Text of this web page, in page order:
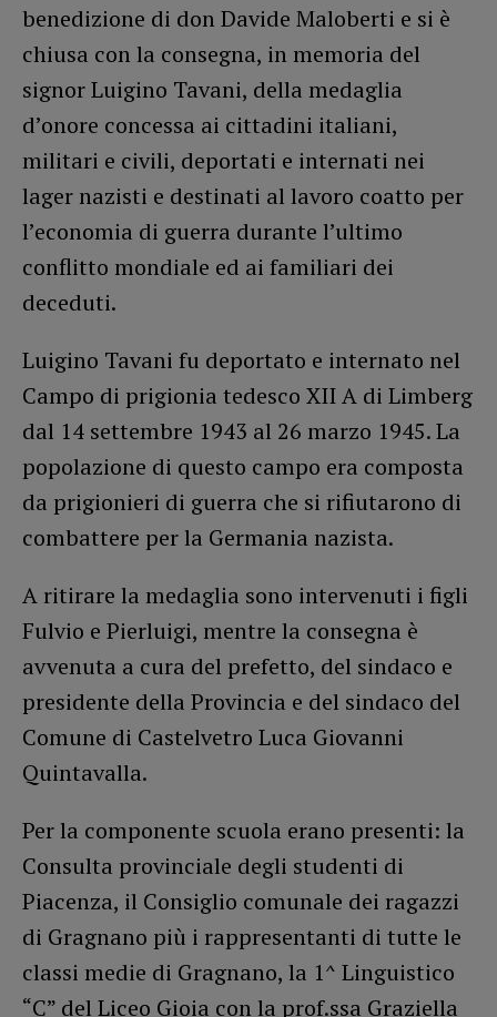
benedizione di don Davide Maloberti e si è
chiusa con la consegna, in memoria del
signor Luigino Tavani, della medaglia
d’onore concessa ai cittadini italiani,
militari e civili, deportati e internati nei
lager nazisti e destinati al lavoro coatto per
l’economia di guerra durante l’ultimo
conflitto mondiale ed ai familiari dei
deceduti.
Luigino Tavani fu deportato e internato nel
Campo di prigionia tedesco XII A di Limberg
dal 14 settembre 1943 al 26 marzo 1945. La
popolazione di questo campo era composta
da prigionieri di guerra che si rifiutarono di
combattere per la Germania nazista.
A ritirare la medaglia sono intervenuti i figli
Fulvio e Pierluigi, mentre la consegna è
avvenuta a cura del prefetto, del sindaco e
presidente della Provincia e del sindaco del
Comune di Castelvetro Luca Giovanni
Quintavalla.
Per la componente scuola erano presenti: la
Consulta provinciale degli studenti di
Piacenza, il Consiglio comunale dei ragazzi
di Gragnano più i rappresentanti di tutte le
classi medie di Gragnano, la 1^ Linguistico
“C” del Liceo Gioia con la prof.ssa Graziella